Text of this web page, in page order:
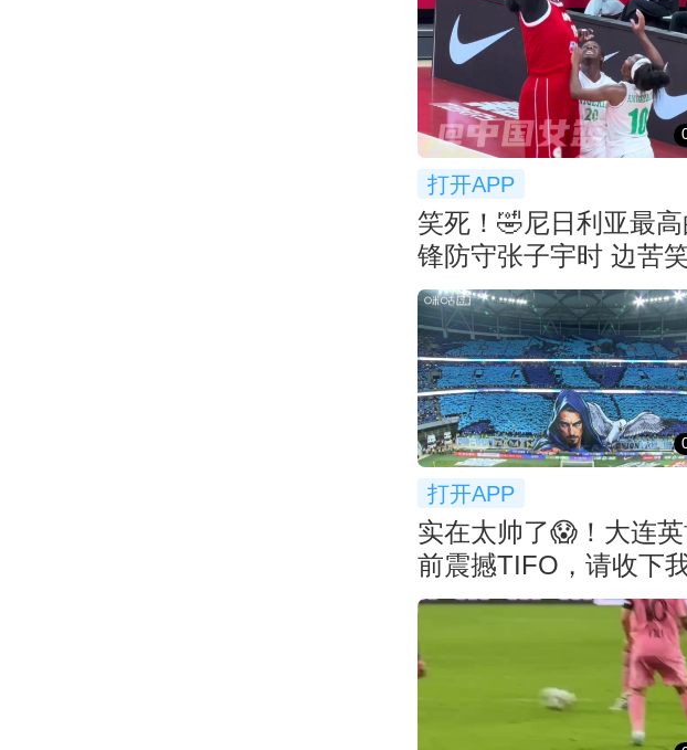
打开APP
笑死！🤣尼日利亚最高
锋防守张子宇时 边苦
弃防
打开APP
实在太帅了😱！大连
前震撼TIFO，请收下
膝盖